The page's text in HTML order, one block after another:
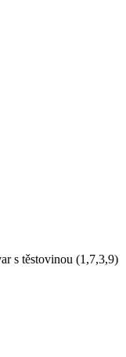
s těstovinou (1,7,3,9)